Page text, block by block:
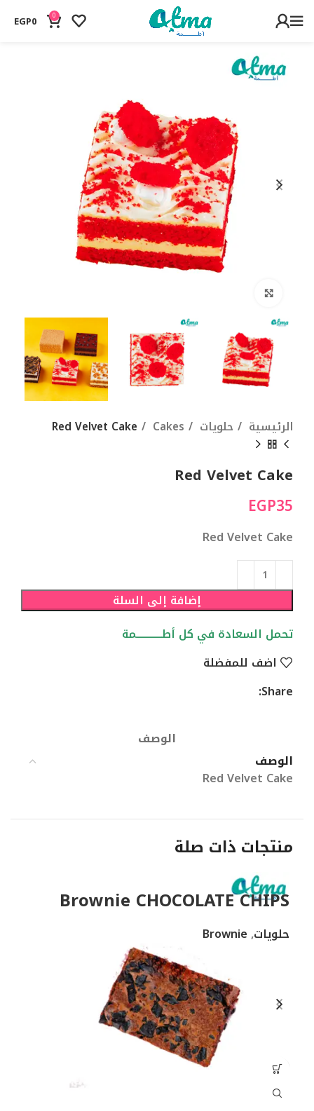
0
EGP0
الرئيسية حلويات Cakes
Red Velvet Cake
Red Velvet Cake
EGP35
Red Velvet Cake
إضافة إلى السلة
تحمل السعادة في كل أطــــــــــــمة
اضف للمفضلة
Share:
الوصف
الوصف
Red Velvet Cake
منتجات ذات صلة
Brownie CHOCOLATE CHIPS
حلويات,
Brownie